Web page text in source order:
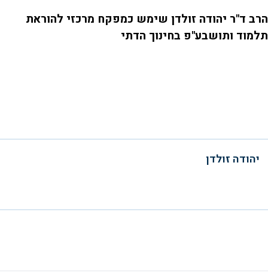
הרב ד"ר יהודה זולדן שימש כמפקח מרכזי להוראת
תלמוד ותושבע"פ בחינוך הדתי
יהודה זולדן